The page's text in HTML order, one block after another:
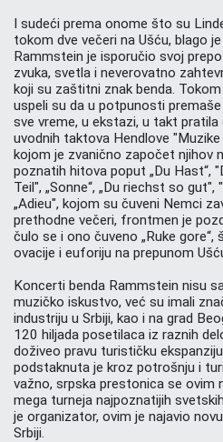
I sudeći prema onome što su
tokom dve večeri na Ušću, blago
Rammstein je isporučio svoj
zvuka, svetla i neverovatno
koji su zaštitni znak benda.
uspeli su da u potpunosti
sve vreme, u ekstazi, u takt
uvodnih taktova Hendlove
kojom je zvanično započet njihov
poznatih hitova poput „Du Hast“,
Teil", „Sonne“, „Du riechst so
„Adieu", kojom su čuveni Nemci
prethodne večeri, frontmen je
čulo se i ono čuveno „Ruke
ovacije i euforiju na prepunom
Koncerti benda Rammstein nisu
muzičko iskustvo, već su imali
industriju u Srbiji, kao i na grad
120 hiljada posetilaca iz raznih
doživeo pravu turističku
podstaknuta je kroz potrošnju i
važno, srpska prestonica se ovim
mega turneja najpoznatijih
je organizator, ovim je najavio
Srbiji.